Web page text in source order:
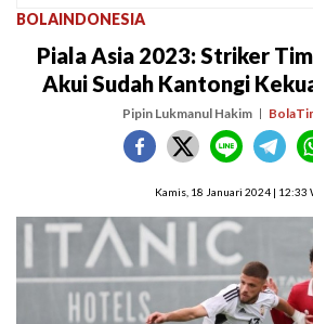
BOLAINDONESIA
Piala Asia 2023: Striker
Akui Sudah Kantongi
Pipin Lukmanul Hakim
Kamis, 18 Januari 2024 | 12:33